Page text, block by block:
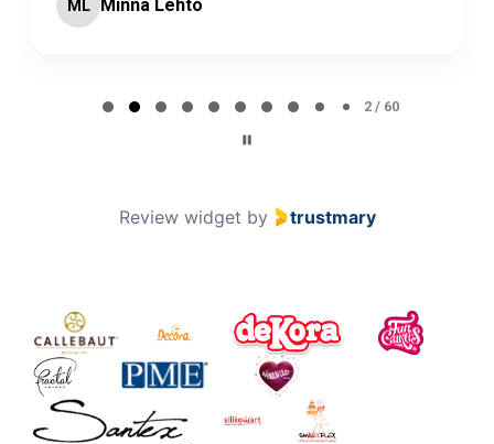
ML Minna Lehto
2 / 60
Review widget by trustmary